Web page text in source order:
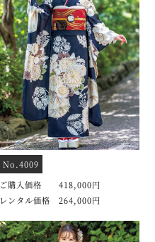
No.4009
ご購入価格 418,000円
レンタル価格 264,000円